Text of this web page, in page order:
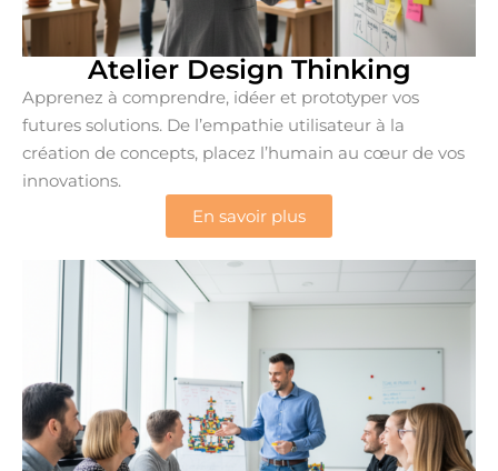
Atelier Design Thinking
Apprenez à comprendre, idéer et prototyper vos
futures solutions. De l’empathie utilisateur à la
création de concepts, placez l’humain au cœur de vos
innovations.
En savoir plus